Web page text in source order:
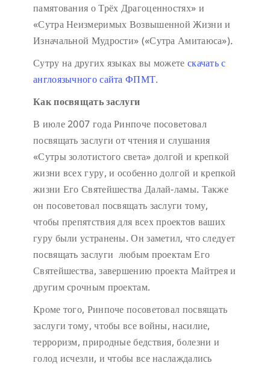
памятования о Трёх Драгоценностях» и
«Сутра Неизмеримых Возвышенной Жизни и
Изначальной Мудрости» («Сутра Амитаюса»).
Сутру на других языках вы можете скачать с
англоязычного сайта ФПМТ.
Как посвящать заслуги
В июле 2007 года Ринпоче посоветовал
посвящать заслуги от чтения и слушания
«Сутры золотистого света» долгой и крепкой
жизни всех гуру, и особенно долгой и крепкой
жизни Его Святейшества Далай-ламы. Также
он посоветовал посвящать заслуги тому,
чтобы препятствия для всех проектов ваших
гуру были устранены. Он заметил, что следует
посвящать заслуги любым проектам Его
Святейшества, завершению проекта Майтрея и
другим срочным проектам.
Кроме того, Ринпоче посоветовал посвящать
заслуги тому, чтобы все войны, насилие,
терроризм, природные бедствия, болезни и
голод исчезли, и чтобы все наслаждались